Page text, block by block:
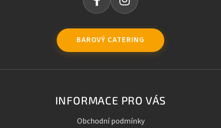
BAROVÝ CATERING
INFORMACE PRO VÁS
Obchodní podmínky